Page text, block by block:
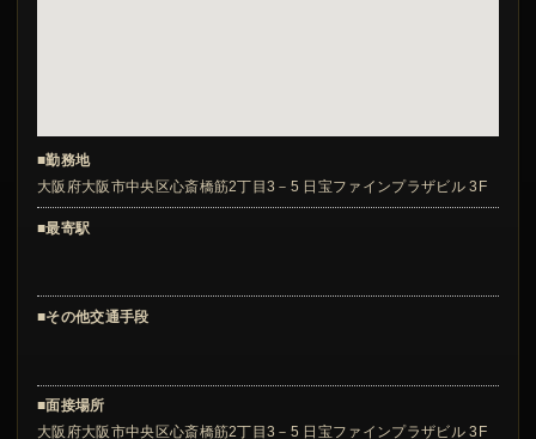
■勤務地
大阪府大阪市中央区心斎橋筋2丁目3－5 日宝ファインプラザビル 3F
■最寄駅
■その他交通手段
■面接場所
大阪府大阪市中央区心斎橋筋2丁目3－5 日宝ファインプラザビル 3F